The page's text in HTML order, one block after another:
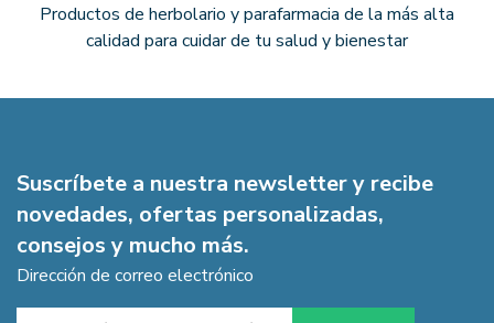
Productos de herbolario y parafarmacia de la más alta
calidad para cuidar de tu salud y bienestar
Suscríbete a nuestra newsletter y recibe
novedades, ofertas personalizadas,
consejos y mucho más.
Dirección de correo electrónico